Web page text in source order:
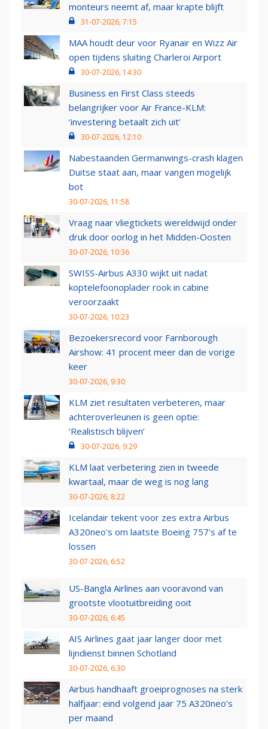
monteurs neemt af, maar krapte blijft
31-07-2026, 7:15
MAA houdt deur voor Ryanair en Wizz Air
open tijdens sluiting Charleroi Airport
30-07-2026, 14:30
Business en First Class steeds
belangrijker voor Air France-KLM:
‘investering betaalt zich uit’
30-07-2026, 12:10
Nabestaanden Germanwings-crash klagen
Duitse staat aan, maar vangen mogelijk
bot
30-07-2026, 11:58
Vraag naar vliegtickets wereldwijd onder
druk door oorlog in het Midden-Oosten
30-07-2026, 10:36
SWISS-Airbus A330 wijkt uit nadat
koptelefoonoplader rook in cabine
veroorzaakt
30-07-2026, 10:23
Bezoekersrecord voor Farnborough
Airshow: 41 procent meer dan de vorige
keer
30-07-2026, 9:30
KLM ziet resultaten verbeteren, maar
achteroverleunen is geen optie:
‘Realistisch blijven’
30-07-2026, 9:29
KLM laat verbetering zien in tweede
kwartaal, maar de weg is nog lang
30-07-2026, 8:22
Icelandair tekent voor zes extra Airbus
A320neo's om laatste Boeing 757's af te
lossen
30-07-2026, 6:52
US-Bangla Airlines aan vooravond van
grootste vlootuitbreiding ooit
30-07-2026, 6:45
AIS Airlines gaat jaar langer door met
lijndienst binnen Schotland
30-07-2026, 6:30
Airbus handhaaft groeiprognoses na sterk
halfjaar: eind volgend jaar 75 A320neo’s
per maand